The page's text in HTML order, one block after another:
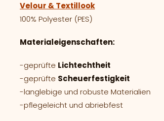
Velour & Textillook
100% Polyester (PES)
Materialeigenschaften:
-geprüfte Lichtechtheit
-geprüfte Scheuerfestigkeit
-langlebige und robuste Materialien
-pflegeleicht und abriebfest